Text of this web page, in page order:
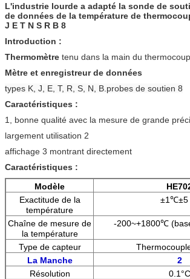
L'industrie lourde a adapté la sonde de
de données de la température de
J E T N S R B 8
Introduction :
Thermomètre tenu dans la main du
Mètre et enregistreur de données
types K, J, E, T, R, S, N, B.probes de soutien 8
Caractéristiques :
1, bonne qualité avec la mesure de grande
largement utilisation 2
affichage 3 montrant directement
Caractéristiques :
Modèle
Exactitude de la
température
Chaîne de mesure de
la température
-200~+1800℃
Type de capteur
La Manche
2
Résolution
0.1°C